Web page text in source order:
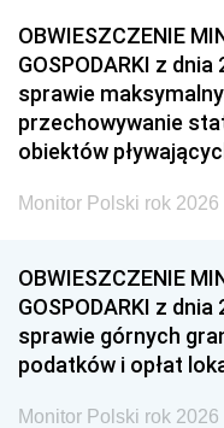
OBWIESZCZENIE
GOSPODARKI z
sprawie
przechowywanie
obiektów
Monitor Polski rok 2026
OBWIESZCZENIE
GOSPODARKI z
sprawie górnych
podatków i opłat
Monitor Polski rok 2026